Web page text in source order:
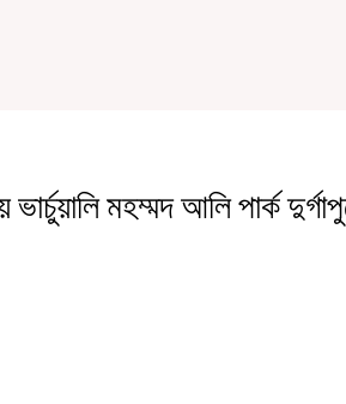
ভার্চুয়ালি মহম্মদ আলি পার্ক